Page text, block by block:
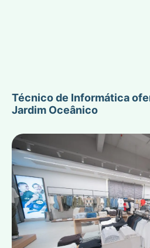
Técnico de Informática
Jardim Oceânico